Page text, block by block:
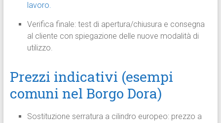
lavoro.
Verifica finale: test di apertura/chiusura e consegna
al cliente con spiegazione delle nuove modalità di
utilizzo.
Prezzi indicativi (esempi
comuni nel Borgo Dora)
Sostituzione serratura a cilindro europeo: prezzo a